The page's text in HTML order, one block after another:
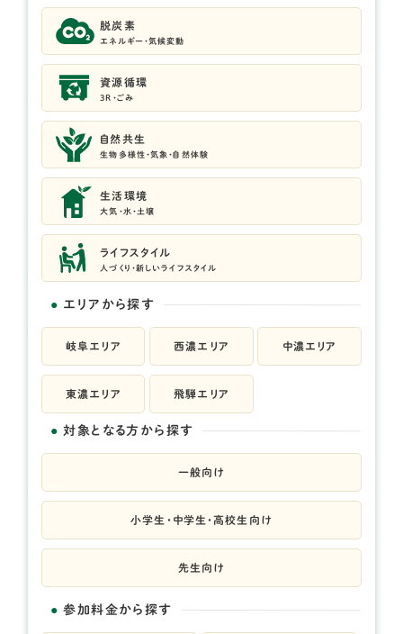
脱炭素
エネルギー・気候変動
資源循環
3R・ごみ
自然共生
生物多様性・気象・自然体験
生活環境
大気・水・土壌
ライフスタイル
人づくり・新しいライフスタイル
エリアから探す
岐阜エリア 西濃エリア 中濃エリア
東濃エリア 飛騨エリア
対象となる方から探す
一般向け
小学生・中学生・高校生向け
先生向け
参加料金から探す